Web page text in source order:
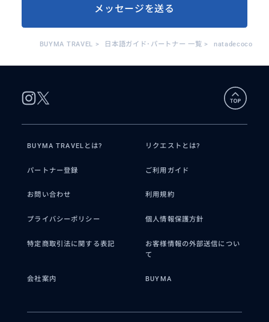
メッセージを送る
BUYMA TRAVEL > 日本語ガイド･パートナー 一覧 > natadecoco
BUYMA TRAVELとは? リクエストとは?
パートナー登録 ご利用ガイド
お問い合わせ 利用規約
プライバシーポリシー 個人情報保護方針
特定商取引法に関する表記
お客様情報の外部送信につい
て
会社案内 BUYMA